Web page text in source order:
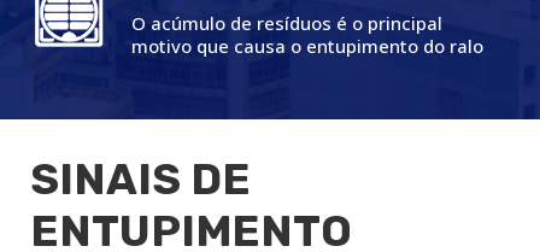
O acúmulo de resíduos é o principal
motivo que causa o entupimento do ralo
SINAIS DE
ENTUPIMENTO